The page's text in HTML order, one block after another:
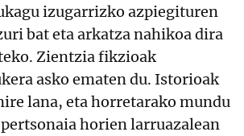
izugarrizko azpiegituren
bat eta arkatza nahikoa dira
Zientzia fikzioak
asko ematen du. Istorioak
lana, eta horretarako mundu
horien larruazalean